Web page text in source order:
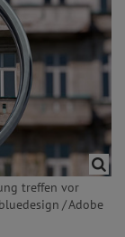
treffen vor
/ Adobe